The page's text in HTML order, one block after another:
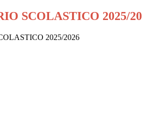
SCOLASTICO 2025/
2025/2026